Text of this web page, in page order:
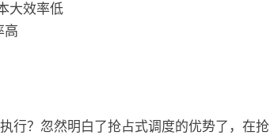
大效率低
高
行？忽然明白了抢占式调度的优势了，在抢